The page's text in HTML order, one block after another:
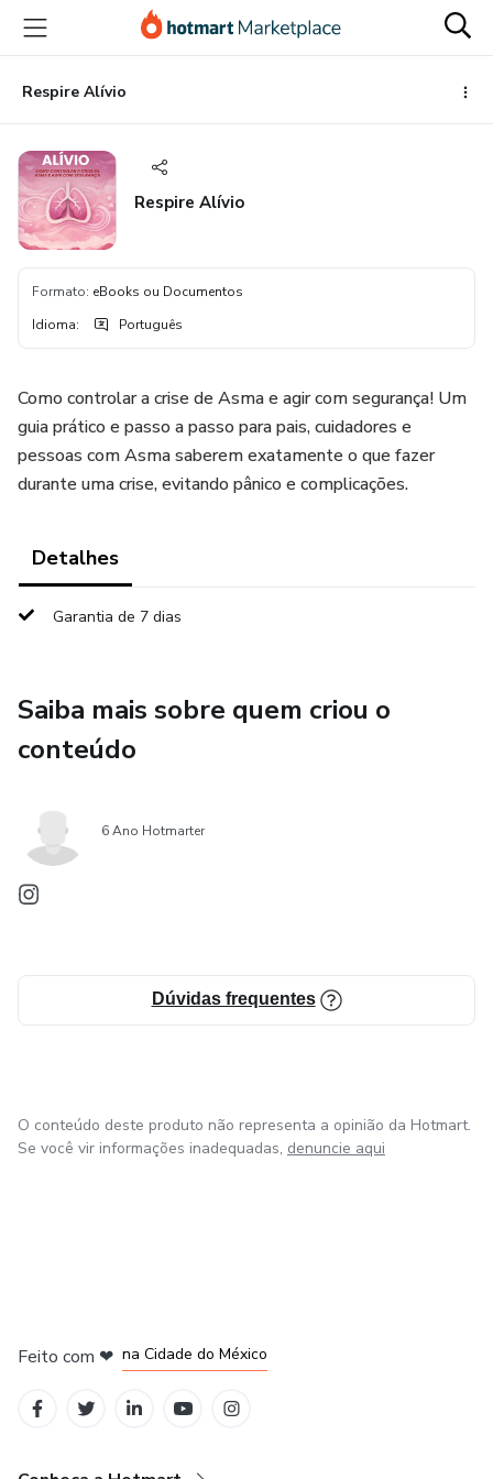
para
conteúdo
principal
para
pagamento
para
rodapé
Respire Alívio
Respire Alívio
Formato: eBooks ou Documentos
Idioma: Português
Como controlar a crise de Asma e agir com segurança! Um
guia prático e passo a passo para pais, cuidadores e
pessoas com Asma saberem exatamente o que fazer
durante uma crise, evitando pânico e complicações.
Detalhes
Garantia de 7 dias
Saiba mais sobre quem criou o
conteúdo
6 Ano Hotmarter
Dúvidas frequentes
O conteúdo deste produto não representa a opinião da Hotmart.
Se você vir informações inadequadas, denuncie aqui
Feito com ❤ na Cidade do México